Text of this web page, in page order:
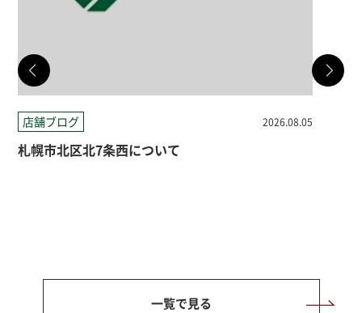
店舗ブログ 2026.08.05
札幌市北区北7条西について
一覧で見る